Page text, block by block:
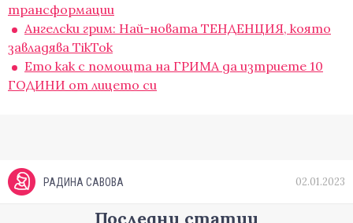
трансформации
Ангелски грим: Най-новата ТЕНДЕНЦИЯ, която
завладява TikTok
Ето как с помощта на ГРИМА да изтриете 10
ГОДИНИ от лицето си
РАДИНА САВОВА 02.01.2023
Последни статии